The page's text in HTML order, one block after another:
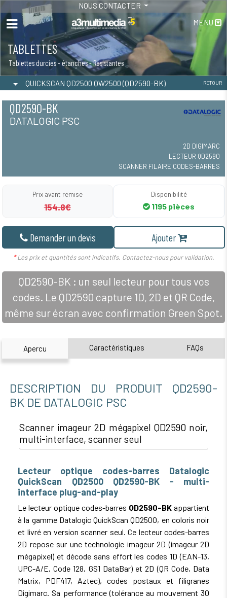
NOUS CONTACTER
MENU
TABLETTES
Tablettes durcies - étanches - Résistantes
QUICKSCAN QD2500 QW2500 (QD2590-BK) RETOUR
QD2590-BK
DATALOGIC PSC
2D DIGIMARC
LECTEUR QD2590
SCANNER FILAIRE CODES-BARRES
Prix avant remise
154.8€
Disponibilité
1195 pièces
Demander un devis Ajouter
*Les prix et quantités sont indicatifs. Contactez-nous pour validation.
QD2590-BK : un seul lecteur pour tous vos
codes. Le QD2590 capture 1D, 2D et QR Code,
même sur écran avec confirmation Green Spot.
Apercu Caractéristiques FAQs
DESCRIPTION DU PRODUIT QD2590-
BK DE DATALOGIC PSC
Scanner imageur 2D mégapixel QD2590 noir,
multi-interface, scanner seul
Lecteur optique codes-barres Datalogic
QuickScan QD2500 QD2590-BK - multi-
interface plug-and-play
Le lecteur optique codes-barres QD2590-BK appartient
à la gamme Datalogic QuickScan QD2500, en coloris noir
et livré en version scanner seul. Ce lecteur codes-barres
2D repose sur une technologie imageur 2D (imageur 2D
mégapixel) et décode sans effort les codes 1D (EAN-13,
UPC-A/E, Code 128, GS1 DataBar) et 2D (QR Code, Data
Matrix, PDF417, Aztec), codes postaux et filigranes
Digimarc. Sa performance (tolérance au mouvement 30